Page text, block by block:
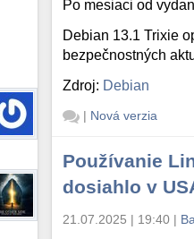
Po mesiaci od
Debian 13.1 Trixie
bezpečnostných
Zdroj: Debian
| Nová verzia
Používanie
dosiahlo v
21.07.2025 | 19:40 |